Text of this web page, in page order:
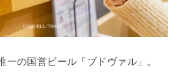
一の国営ビール「ブドヴァル」。